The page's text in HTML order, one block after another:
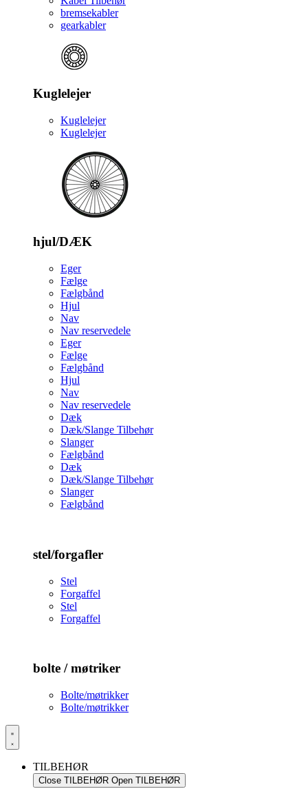
bremsekabler
gearkabler
Kuglelejer
Kuglelejer
Kuglelejer
hjul/DÆK
Eger
Fælge
Fælgbånd
Hjul
Nav
Nav reservedele
Eger
Fælge
Fælgbånd
Hjul
Nav
Nav reservedele
Dæk
Dæk/Slange Tilbehør
Slanger
Fælgbånd
Dæk
Dæk/Slange Tilbehør
Slanger
Fælgbånd
stel/forgafler
Stel
Forgaffel
Stel
Forgaffel
bolte / møtriker
Bolte/møtrikker
Bolte/møtrikker
TILBEHØR
Close TILBEHØR Open TILBEHØR